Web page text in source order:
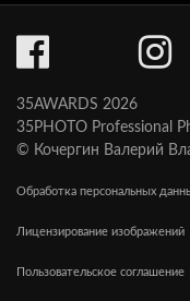
35AWARDS 2026
35PHOTO Professional
© Кочергин Валерий
Обработка персональных
Лицензирование изображений
Пользовательское соглашение